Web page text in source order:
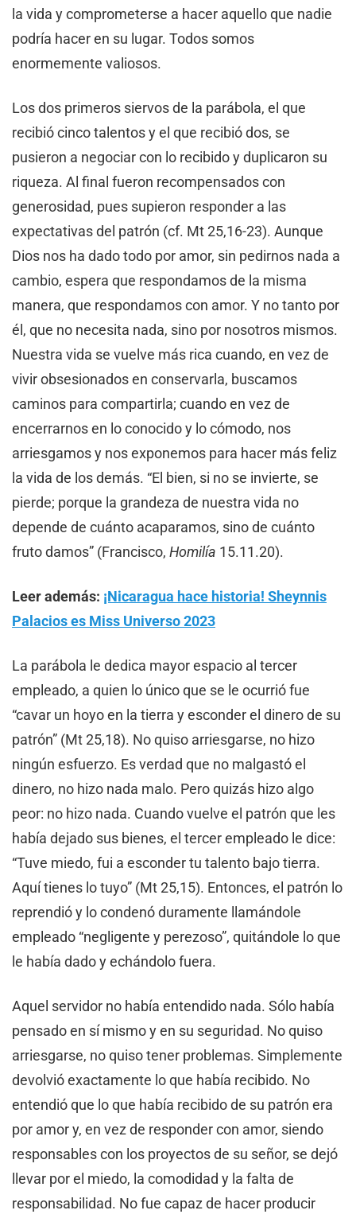
la vida y comprometerse a hacer aquello que nadie
podría hacer en su lugar. Todos somos
enormemente valiosos.
Los dos primeros siervos de la parábola, el que
recibió cinco talentos y el que recibió dos, se
pusieron a negociar con lo recibido y duplicaron su
riqueza. Al final fueron recompensados con
generosidad, pues supieron responder a las
expectativas del patrón (cf. Mt 25,16-23). Aunque
Dios nos ha dado todo por amor, sin pedirnos nada a
cambio, espera que respondamos de la misma
manera, que respondamos con amor. Y no tanto por
él, que no necesita nada, sino por nosotros mismos.
Nuestra vida se vuelve más rica cuando, en vez de
vivir obsesionados en conservarla, buscamos
caminos para compartirla; cuando en vez de
encerrarnos en lo conocido y lo cómodo, nos
arriesgamos y nos exponemos para hacer más feliz
la vida de los demás. “El bien, si no se invierte, se
pierde; porque la grandeza de nuestra vida no
depende de cuánto acaparamos, sino de cuánto
fruto damos” (Francisco, Homilía 15.11.20).
Leer además: ¡Nicaragua hace historia! Sheynnis
Palacios es Miss Universo 2023
La parábola le dedica mayor espacio al tercer
empleado, a quien lo único que se le ocurrió fue
“cavar un hoyo en la tierra y esconder el dinero de su
patrón” (Mt 25,18). No quiso arriesgarse, no hizo
ningún esfuerzo. Es verdad que no malgastó el
dinero, no hizo nada malo. Pero quizás hizo algo
peor: no hizo nada. Cuando vuelve el patrón que les
había dejado sus bienes, el tercer empleado le dice:
“Tuve miedo, fui a esconder tu talento bajo tierra.
Aquí tienes lo tuyo” (Mt 25,15). Entonces, el patrón lo
reprendió y lo condenó duramente llamándole
empleado “negligente y perezoso”, quitándole lo que
le había dado y echándolo fuera.
Aquel servidor no había entendido nada. Sólo había
pensado en sí mismo y en su seguridad. No quiso
arriesgarse, no quiso tener problemas. Simplemente
devolvió exactamente lo que había recibido. No
entendió que lo que había recibido de su patrón era
por amor y, en vez de responder con amor, siendo
responsables con los proyectos de su señor, se dejó
llevar por el miedo, la comodidad y la falta de
responsabilidad. No fue capaz de hacer producir